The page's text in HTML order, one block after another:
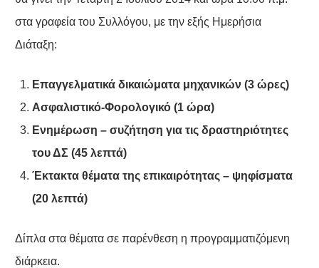
στα γραφεία του Συλλόγου, με την εξής Ημερήσια
Διάταξη:
Επαγγελματικά δικαιώματα μηχανικών (3 ώρες)
Ασφαλιστικό-Φορολογικό (1 ώρα)
Ενημέρωση – συζήτηση για τις δραστηριότητες
του ΔΣ (45 λεπτά)
Έκτακτα θέματα της επικαιρότητας – ψηφίσματα
(20 λεπτά)
Δίπλα στα θέματα σε παρένθεση η προγραμματιζόμενη
διάρκεια.